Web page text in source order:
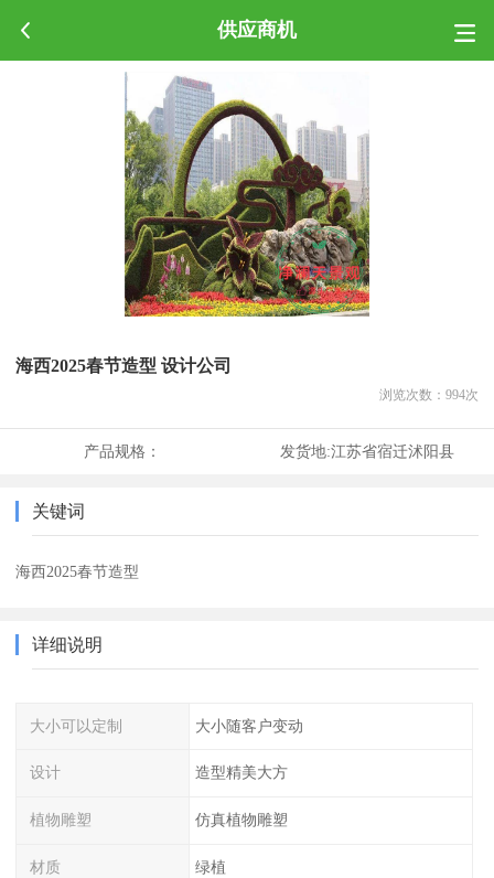
供应商机
海西2025春节造型 设计公司
浏览次数： 994次
产品规格： 发货地:江苏省宿迁沭阳县
关键词
海西2025春节造型
详细说明
大小可以定制 大小随客户变动
设计 造型精美大方
植物雕塑 仿真植物雕塑
材质 绿植